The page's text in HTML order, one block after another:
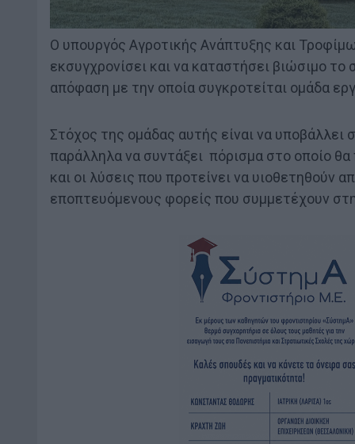
Ο υπουργός Αγροτικής Ανάπτυξης και
εκσυγχρονίσει και να καταστήσει βιώσιμο
απόφαση με την οποία συγκροτείται ομάδα
Στόχος της ομάδας αυτής είναι να
παράλληλα να συντάξει πόρισμα στο οποίο
και οι λύσεις που προτείνει να υιοθετηθούν
εποπτευόμενους φορείς που συμμετέχουν